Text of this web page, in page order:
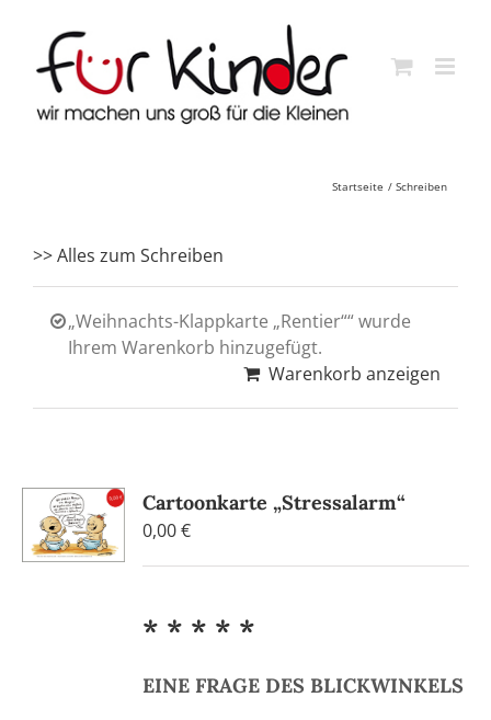
content
Startseite Schreiben
>> Alles zum Schreiben
„Weihnachts-Klappkarte „Rentier““ wurde
Ihrem Warenkorb hinzugefügt.
Warenkorb anzeigen
Cartoonkarte „Stressalarm“
0,00€
* * * * *
EINE FRAGE DES BLICKWINKELS